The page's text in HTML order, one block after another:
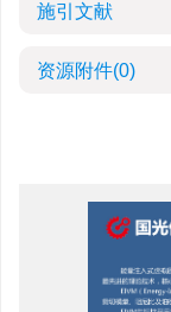
施引文献
资源附件(0)